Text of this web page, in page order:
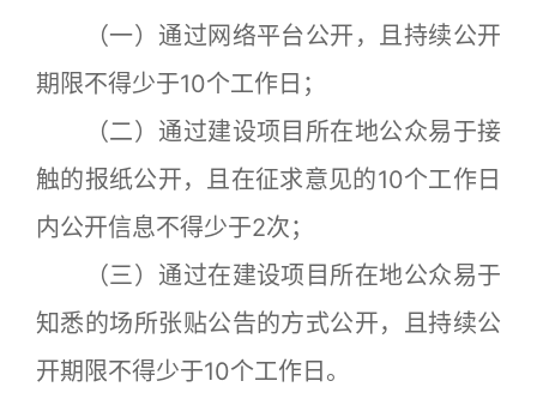
（一）通过网络平台公开，且持续公开
期限不得少于10个工作日；
（二）通过建设项目所在地公众易于接
触的报纸公开，且在征求意见的10个工作日
内公开信息不得少于2次；
（三）通过在建设项目所在地公众易于
知悉的场所张贴公告的方式公开，且持续公
开期限不得少于10个工作日。